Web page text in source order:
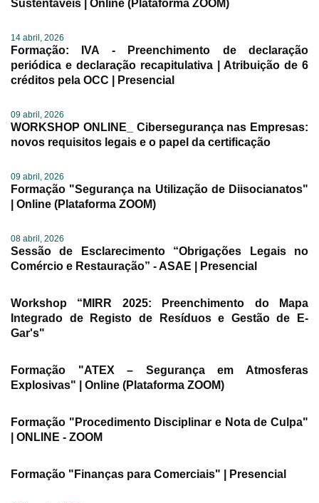
Sustentáveis | Online (Plataforma ZOOM)
14 abril, 2026
Formação: IVA - Preenchimento de declaração
periódica e declaração recapitulativa | Atribuição de 6
créditos pela OCC | Presencial
09 abril, 2026
WORKSHOP ONLINE_ Cibersegurança nas Empresas:
novos requisitos legais e o papel da certificação
09 abril, 2026
Formação "Segurança na Utilização de Diisocianatos"
| Online (Plataforma ZOOM)
08 abril, 2026
Sessão de Esclarecimento “Obrigações Legais no
Comércio e Restauração” - ASAE | Presencial
Workshop “MIRR 2025: Preenchimento do Mapa
Integrado de Registo de Resíduos e Gestão de E-
Gar's"
Formação "ATEX – Segurança em Atmosferas
Explosivas" | Online (Plataforma ZOOM)
Formação "Procedimento Disciplinar e Nota de Culpa"
| ONLINE - ZOOM
Formação "Finanças para Comerciais" | Presencial